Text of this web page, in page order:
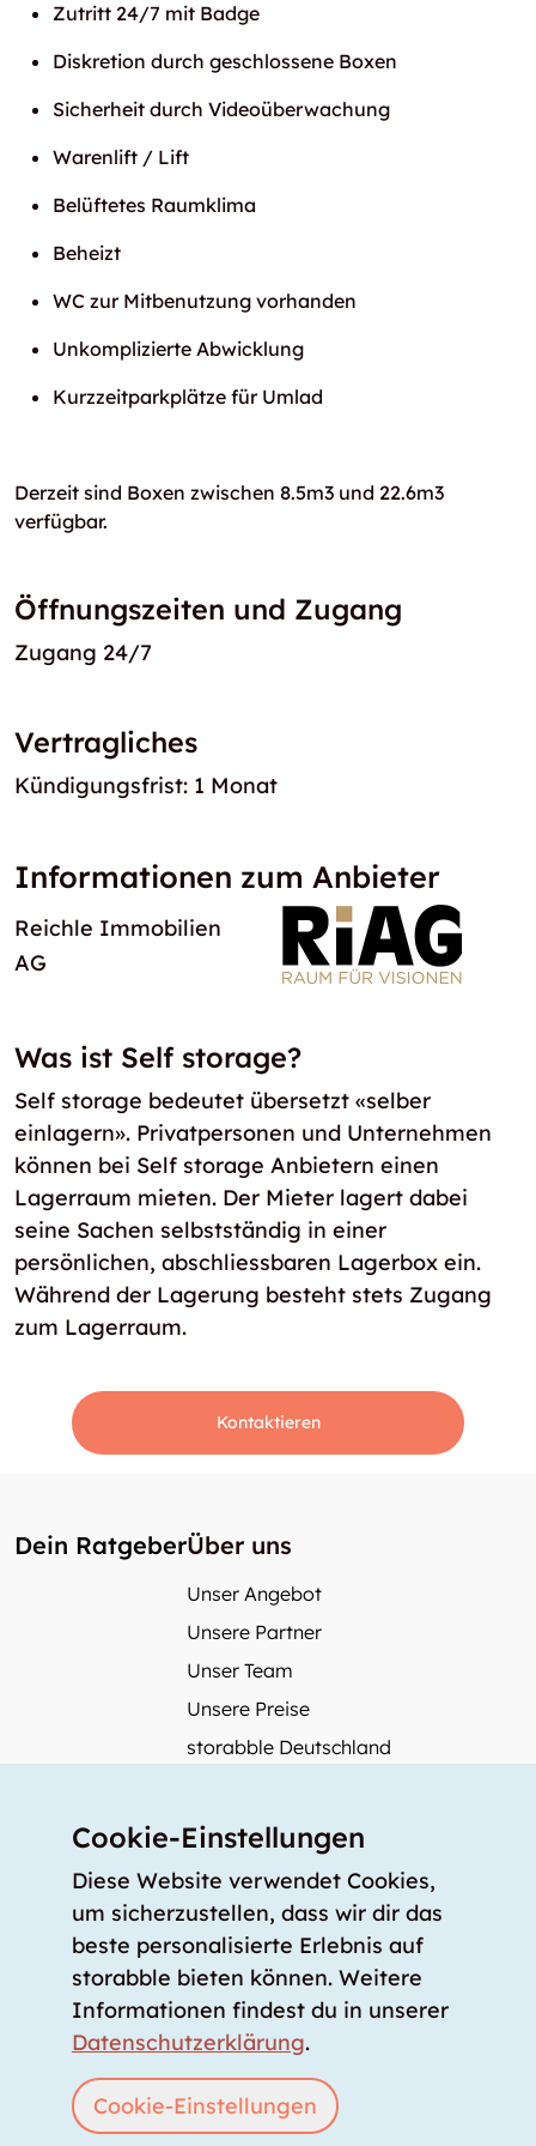
Zutritt 24/7 mit Badge
Diskretion durch geschlossene Boxen
Sicherheit durch Videoüberwachung
Warenlift / Lift
Belüftetes Raumklima
Beheizt
WC zur Mitbenutzung vorhanden
Unkomplizierte Abwicklung
Kurzzeitparkplätze für Umlad
Derzeit sind Boxen zwischen 8.5m3 und 22.6m3
verfügbar.
Öffnungszeiten und Zugang
Zugang 24/7
Vertragliches
Kündigungsfrist: 1 Monat
Informationen zum Anbieter
Reichle Immobilien
AG
Was ist Self storage?
Self storage bedeutet übersetzt «selber
einlagern». Privatpersonen und Unternehmen
können bei Self storage Anbietern einen
Lagerraum mieten. Der Mieter lagert dabei
seine Sachen selbstständig in einer
persönlichen, abschliessbaren Lagerbox ein.
Während der Lagerung besteht stets Zugang
zum Lagerraum.
Kontaktieren
Dein RatgeberÜber uns
Unser Angebot
Unsere Partner
Unser Team
Unsere Preise
storabble Deutschland
Mehr über storabble
Medienbeiträge
Wie gross muss ein Lagerraum sein?
Was kostet ein Lagerraum?
Für Lageranbieter
Anmelden Lagerraum inserieren
Cookie-Einstellungen
Diese Website verwendet Cookies,
um sicherzustellen, dass wir dir das
beste personalisierte Erlebnis auf
storabble bieten können. Weitere
Informationen findest du in unserer
Datenschutzerklärung.
Cookie-Einstellungen